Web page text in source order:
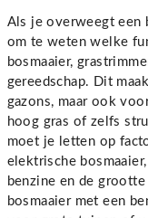
Als je overweegt een
om te weten welke
bosmaaier,
gereedschap. Dit
gazons, maar ook
hoog gras of zelfs
moet je letten op
elektrische
benzine en de
bosmaaier met een